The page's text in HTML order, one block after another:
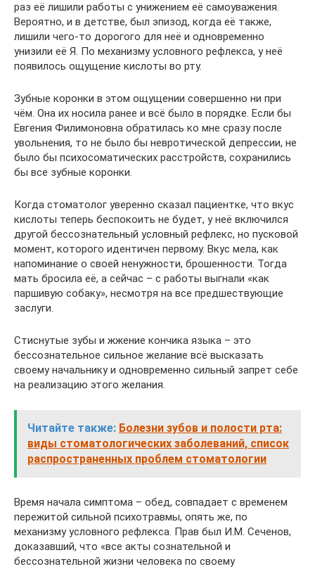
раз её лишили работы с унижением её самоуважения.
Вероятно, и в детстве, был эпизод, когда её также,
лишили чего-то дорогого для неё и одновременно
унизили её Я. По механизму условного рефлекса, у неё
появилось ощущение кислоты во рту.
Зубные коронки в этом ощущении совершенно ни при
чём. Она их носила ранее и всё было в порядке. Если бы
Евгения Филимоновна обратилась ко мне сразу после
увольнения, то не было бы невротической депрессии, не
было бы психосоматических расстройств, сохранились
бы все зубные коронки.
Когда стоматолог уверенно сказал пациентке, что вкус
кислоты теперь беспокоить не будет, у неё включился
другой бессознательный условный рефлекс, но пусковой
момент, которого идентичен первому. Вкус мела, как
напоминание о своей ненужности, брошенности. Тогда
мать бросила её, а сейчас – с работы выгнали «как
паршивую собаку», несмотря на все предшествующие
заслуги.
Стиснутые зубы и жжение кончика языка – это
бессознательное сильное желание всё высказать
своему начальнику и одновременно сильный запрет себе
на реализацию этого желания.
Читайте также: Болезни зубов и полости рта:
виды стоматологических заболеваний, список
распространенных проблем стоматологии
Время начала симптома – обед, совпадает с временем
пережитой сильной психотравмы, опять же, по
механизму условного рефлекса. Прав был И.М. Сеченов,
доказавший, что «все акты сознательной и
бессознательной жизни человека по своему